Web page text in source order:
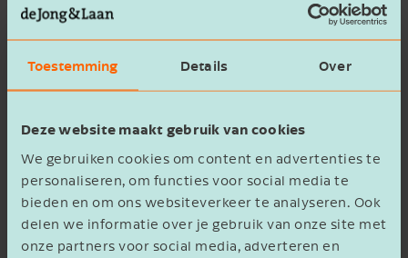
Toestemming Details Over
Deze website maakt gebruik van cookies
We gebruiken cookies om content en advertenties te
personaliseren, om functies voor social media te
bieden en om ons websiteverkeer te analyseren. Ook
delen we informatie over je gebruik van onze site met
onze partners voor social media, adverteren en
Rob Borgerink
Senior Manager Tax Advisory
Neem contact op